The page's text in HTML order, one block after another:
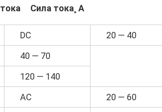
Сила тока¸ А
DC
20 — 40
40 — 70
120 — 140
AC
20 — 60